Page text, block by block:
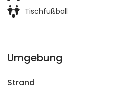
Tischfußball
Umgebung
Strand